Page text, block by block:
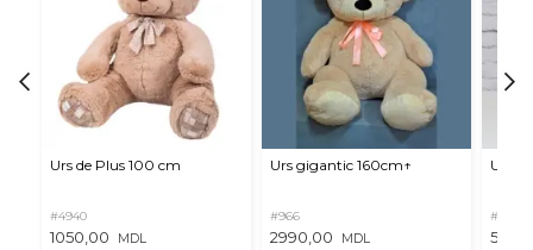
Urs de Plus 100 cm
#4940
1050,00 MDL
Urs gigantic 160cm↑
#966
2990,00 MDL
Urs
#11